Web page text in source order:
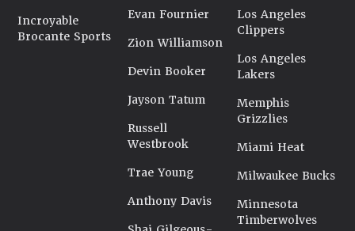
Incroyable
Brocante Sports
Evan Fournier
Zion Williamson
Devin Booker
Jayson Tatum
Russell
Westbrook
Trae Young
Anthony Davis
Los Angeles
Clippers
Los Angeles
Lakers
Memphis
Grizzlies
Miami Heat
Milwaukee Bucks
Minnesota
Timberwolves